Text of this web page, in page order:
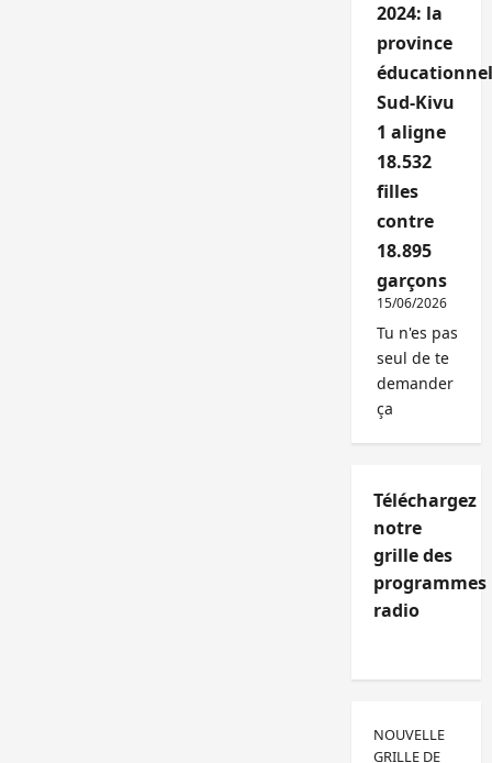
2024: la
province
Sud-Kivu
1 aligne
18.532
filles
contre
18.895
garçons
15/06/2026
Tu n'es pas
seul de te
demander
ça
Téléchargez
notre
grille des
programmes
radio
NOUVELLE
GRILLE DE